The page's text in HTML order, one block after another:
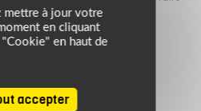
sur l’équipement motard !
mettre à jour votre
en cliquant
en haut de
accepter